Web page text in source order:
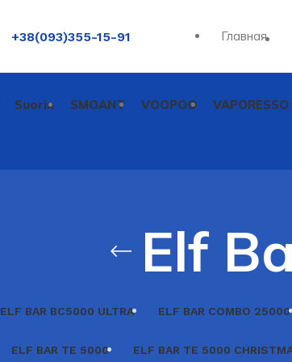
+38(093)355-15-91 Главная
Suorin SMOANT VOOPOO VAPORESSO
Elf
ELF BAR BC5000 ULTRA ELF BAR COMBO 25000
ELF BAR TE 5000 ELF BAR TE 5000